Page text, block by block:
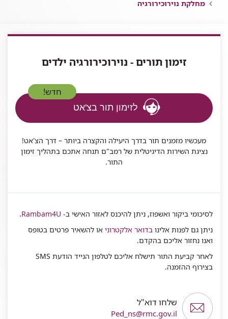
מחלקת נוירוכירורגיה
זימון תורים - נוירוכירורגיה ילדים
חדש!
לזימון תור בצ'אט
מעכשיו מזמנים תור בדרך היעילה והקצרה ביותר – דרך הצ'אט!
נציגת השירות הדיגיטלית של רמב"ם תנחה אתכם בתהליך זימון
התור.
לסיכומי ביקור ואשפוז, ניתן להיכנס לאזור האישי ב- Rambam4U
.
ניתן גם לפנות אלינו בדואר אלקטרוני או להשאיר פרטים בטופס
ואנו נחזור אליכם בהקדם.
לאחר קביעת התור תישלח אליכם לטלפון הנייד הודעת SMS
בצירוף ההזמנה.
שלחו דוא"ל
Ped_ns@rmc.gov.il